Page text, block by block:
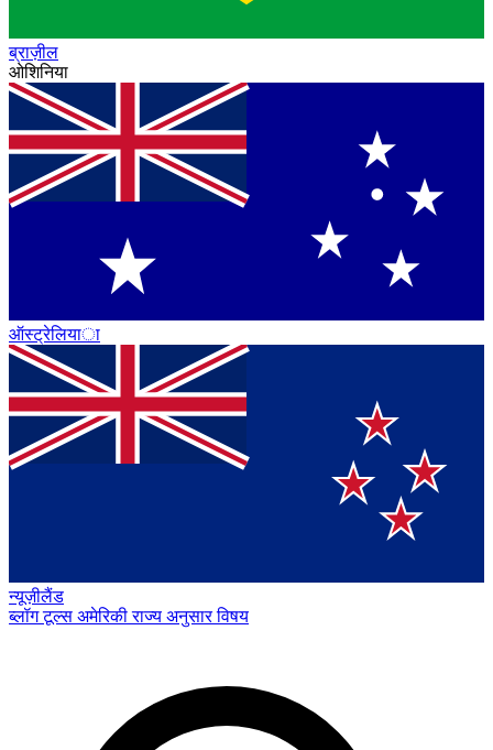
ब्राज़ील
ओशिनिया
ऑस्ट्रेलिया
न्यूज़ीलैंड
ब्लॉगटूल्स अमेरिकी राज्य अनुसारविषय